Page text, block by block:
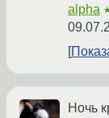
alpha
Ночь